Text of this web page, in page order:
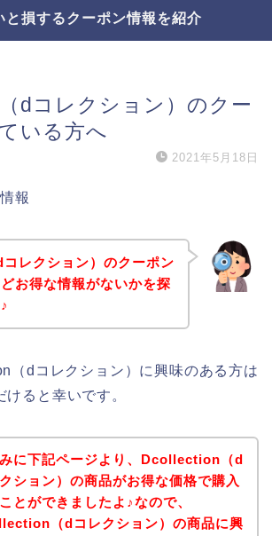
と損するクーポン情報を紹介
dコレクション）のクー
いる方へ
2021年5月18日
報
レクション）のクーポン
お得な情報がないかを探
（dコレクション）に興味のある方は
ると幸いです。
に下記ページより、Dcollection（d
ション）の商品がお得な価格で購入
とができましたよ♪なので、
（dコレクション）の商品に興